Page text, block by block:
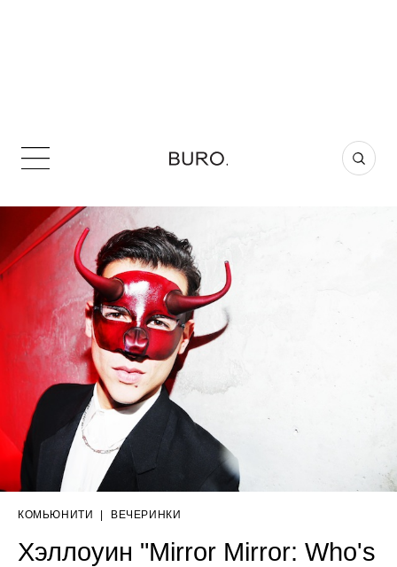
КОМЬЮНИТИ | ВЕЧЕРИНКИ
Хэллоуин "Mirror Mirror: Who's